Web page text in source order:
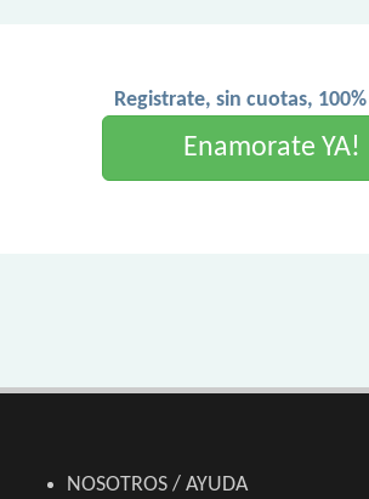
Registrate, sin cuotas,
Enamorate YA!
NOSOTROS / AYUDA